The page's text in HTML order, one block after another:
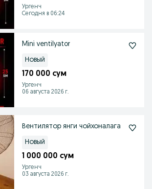
Ургенч
Сегодня в 06:24
Mini ventilyator
Новый
170 000 сум
Ургенч
06 августа 2026 г.
Вентилятор янги чойхоналага
Новый
1 000 000 сум
Ургенч
03 августа 2026 г.